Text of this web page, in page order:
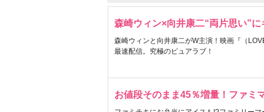
森崎ウィン×向井康二“両片思い”
森崎ウィンと向井康二がW主演！映画『（
最速配信。究極のピュアラブ！
お値段そのまま45％増量！ファミ